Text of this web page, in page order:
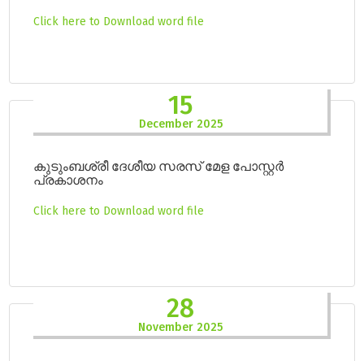
Click here to Download word file
15
December 2025
കുടുംബശ്രീ ദേശീയ സരസ് മേള പോസ്റ്റർ
പ്രകാശനം
Click here to Download word file
28
November 2025